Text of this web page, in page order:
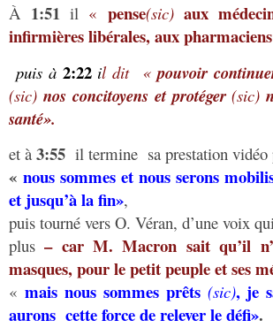
À 1:51il « pense(sic) aux
infirmières libérales, aux
puis à 2:22il dit « pouvoir
(sic) nos concitoyens et protéger(sic)
santé».
et à 3:55 il termine sa prestation vidéo
« nous sommes et nous serons
et jusqu’à la fin»,
puis tourné vers O. Véran, d’une voix
plus– car M. Macron sait qu’il
masques, pour le petit peuple et ses
« mais nous sommes prêts (sic), je
aurons cetteforce de relever le défi».